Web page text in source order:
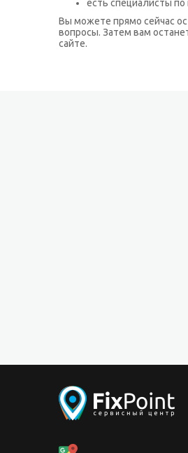
есть специалисты
Вы можете прямо сейчас
вопросы. Затем вам
сайте.